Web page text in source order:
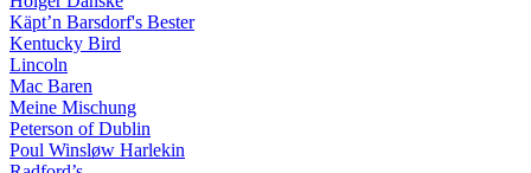
Käpt’n Barsdorf's Bester
Kentucky Bird
Lincoln
Mac Baren
Meine Mischung
Peterson of Dublin
Poul Winsløw Harlekin